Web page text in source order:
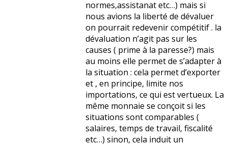
normes,assistanat etc…) mais si
nous avions la liberté de dévaluer
on pourrait redevenir compétitif . la
dévaluation n’agit pas sur les
causes ( prime à la paresse?) mais
au moins elle permet de s’adapter à
la situation : cela permet d’exporter
et , en principe, limite nos
importations, ce qui est vertueux. La
même monnaie se conçoit si les
situations sont comparables (
salaires, temps de travail, fiscalité
etc…) sinon, cela induit un